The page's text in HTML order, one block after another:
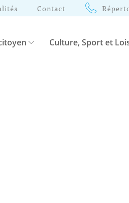
Contact
Culture, Sport et